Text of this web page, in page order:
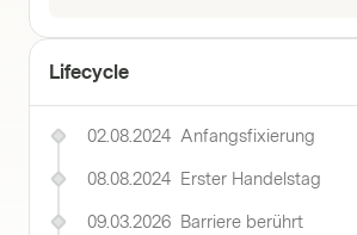
Lifecycle
02.08.2024 Anfangsfixierung
08.08.2024 Erster Handelstag
09.03.2026 Barriere berührt